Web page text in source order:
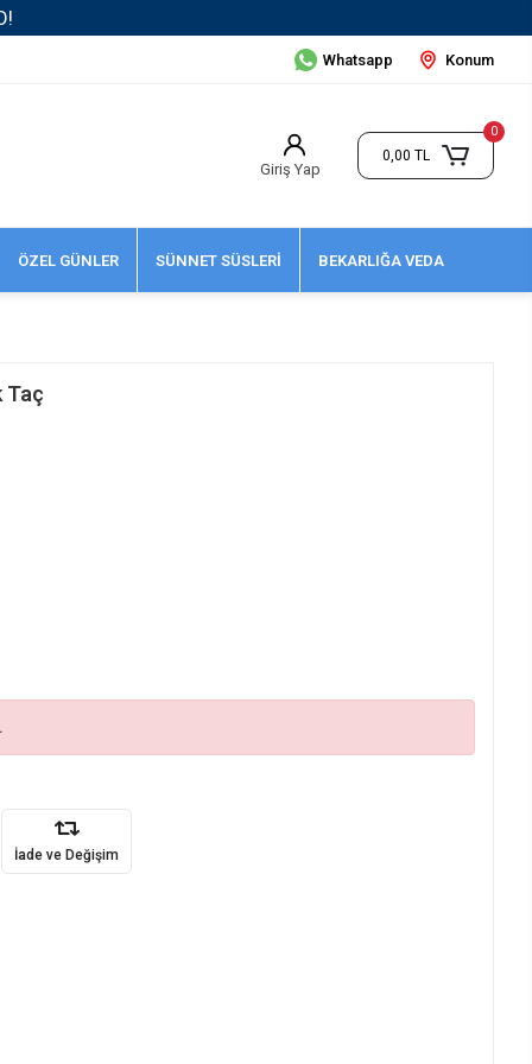
Whatsapp Konum
Giriş Yap
0
0,00 TL
ÖZEL GÜNLER SÜNNET SÜSLERİ BEKARLIĞA VEDA
Taç
İade ve Değişim